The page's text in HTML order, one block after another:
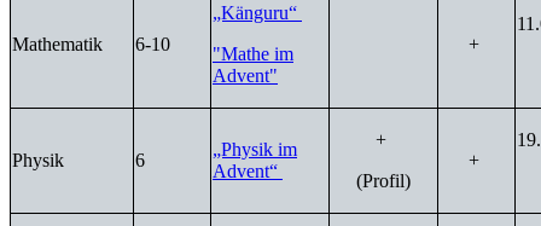
Mathematik 6-10
„Känguru“
"Mathe im
Advent"
+
Physik 6
„Physik im
Advent“
+
(Profil)
+